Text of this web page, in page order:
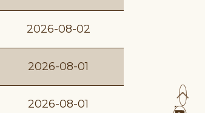
2026-08-02
2026-08-01
2026-08-01